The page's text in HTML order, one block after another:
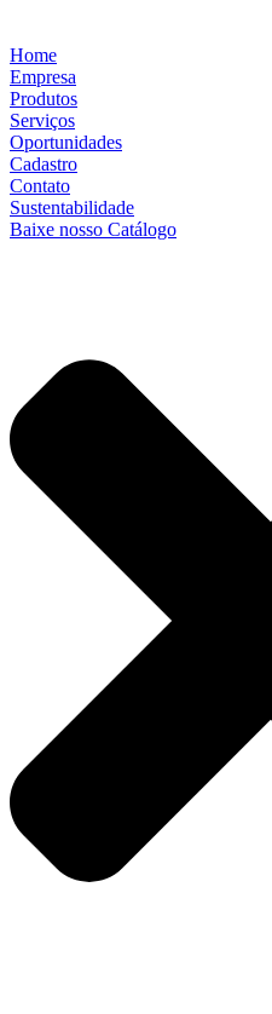
Home
Empresa
Produtos
Serviços
Oportunidades
Cadastro
Contato
Sustentabilidade
Baixe nosso Catálogo